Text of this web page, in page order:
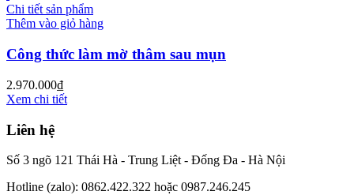
Chi tiết sản phẩm
Thêm vào giỏ hàng
Công thức làm mờ thâm sau mụn
2.970.000₫
Xem chi tiết
Liên hệ
Số 3 ngõ 121 Thái Hà - Trung Liệt - Đống Đa - Hà Nội
Hotline (zalo): 0862.422.322 hoặc 0987.246.245